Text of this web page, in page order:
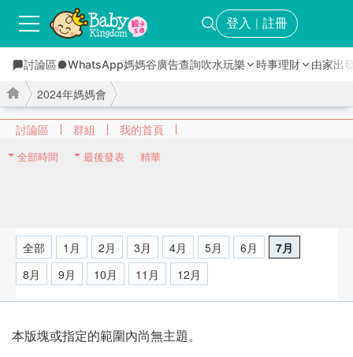
登入 ｜ 註冊
討論區 WhatsApp媽媽谷廣告查詢吹水玩樂 時事理財 由家出
討論區 群組 我的首頁
2024年媽媽會
全部時間 最後發表 精華
全部 1月 2月 3月 4月 5月 6月
7月
8月
9月 10月 11月 12月
本版塊或指定的範圍內尚無主題。